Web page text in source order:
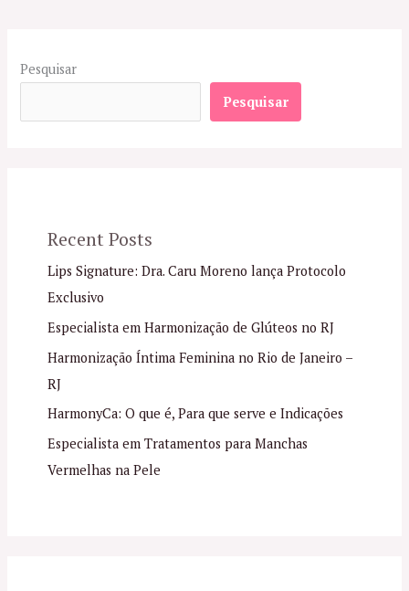
Pesquisar
Pesquisar
Recent Posts
Lips Signature: Dra. Caru Moreno lança Protocolo
Exclusivo
Especialista em Harmonização de Glúteos no RJ
Harmonização Íntima Feminina no Rio de Janeiro –
RJ
HarmonyCa: O que é, Para que serve e Indicações
Especialista em Tratamentos para Manchas
Vermelhas na Pele